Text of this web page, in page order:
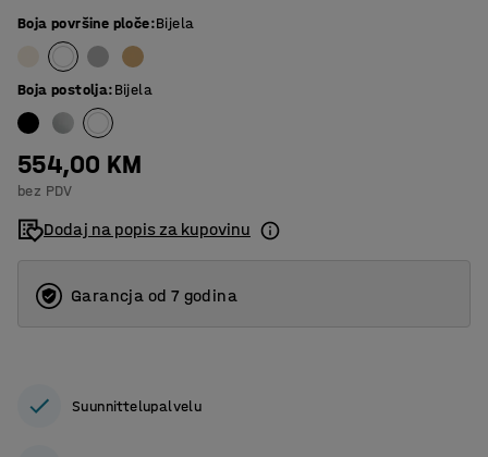
Boja površine ploče:Bijela
Boja postolja:Bijela
554,00 KM
bez PDV
Dodaj na popis za kupovinu
Garancja od 7 godina
Suunnittelupalvelu